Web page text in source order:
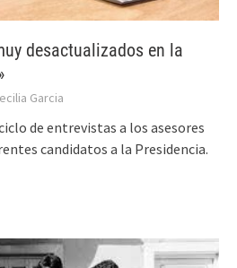
desactualizados en la
Garcia
de entrevistas a los asesores
candidatos a la Presidencia.